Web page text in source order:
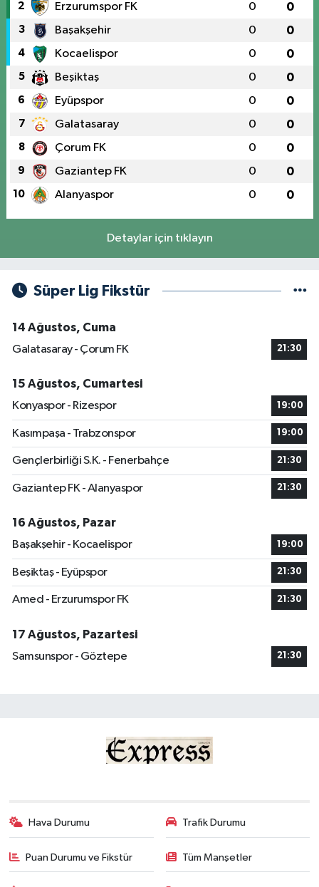
2 Erzurumspor FK 0 0
3 Başakşehir 0 0
4 Kocaelispor 0 0
5 Beşiktaş 0 0
6 Eyüpspor 0 0
7 Galatasaray 0 0
8 Çorum FK 0 0
9 Gaziantep FK 0 0
10 Alanyaspor 0 0
Detaylar için tıklayın
Süper Lig Fikstür
14 Ağustos, Cuma
Galatasaray - Çorum FK
21:30
15 Ağustos, Cumartesi
Konyaspor - Rizespor
19:00
Kasımpaşa - Trabzonspor 19:00
Gençlerbirliği S.K. - Fenerbahçe 21:30
Gaziantep FK - Alanyaspor 21:30
16 Ağustos, Pazar
Başakşehir - Kocaelispor
19:00
Beşiktaş - Eyüpspor 21:30
Amed - Erzurumspor FK 21:30
17 Ağustos, Pazartesi
Samsunspor - Göztepe
21:30
Hava Durumu Trafik Durumu
Puan Durumu ve Fikstür Tüm Manşetler